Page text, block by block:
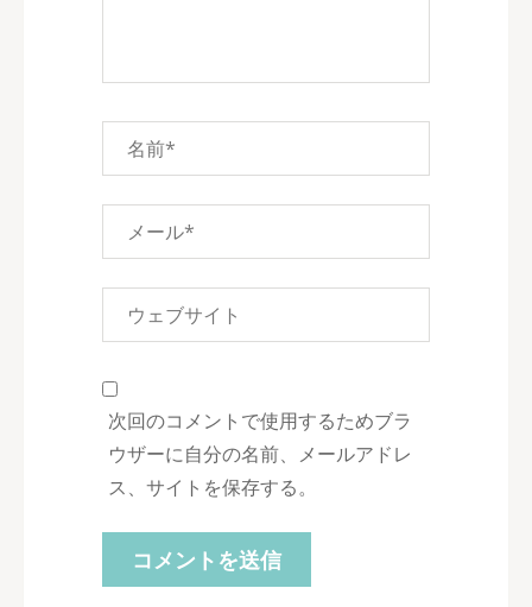
次回のコメントで使用するためブラ
ウザーに自分の名前、メールアドレ
ス、サイトを保存する。